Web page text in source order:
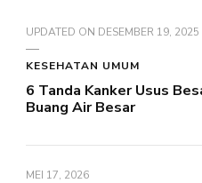
UPDATED ON DESEMBER 19, 2025
KESEHATAN UMUM
6 Tanda Kanker Usus
Buang Air Besar
MEI 17, 2026